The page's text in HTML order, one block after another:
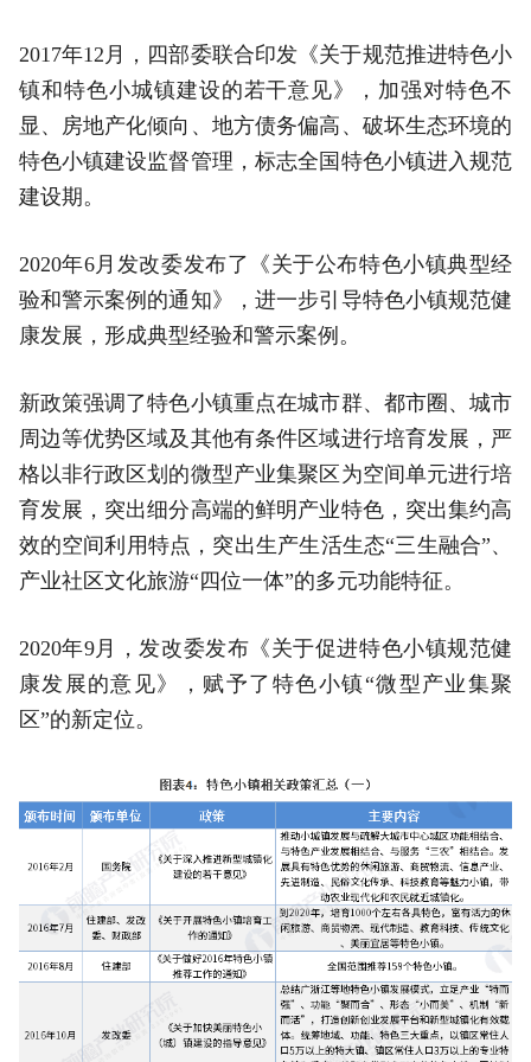
2017年12月，四部委联合印发《关于规范推进特色小
镇和特色小城镇建设的若干意见》，加强对特色不
显、房地产化倾向、地方债务偏高、破坏生态环境的
特色小镇建设监督管理，标志全国特色小镇进入规范
建设期。
2020年6月发改委发布了《关于公布特色小镇典型经
验和警示案例的通知》，进一步引导特色小镇规范健
康发展，形成典型经验和警示案例。
新政策强调了特色小镇重点在城市群、都市圈、城市
周边等优势区域及其他有条件区域进行培育发展，严
格以非行政区划的微型产业集聚区为空间单元进行培
育发展，突出细分高端的鲜明产业特色，突出集约高
效的空间利用特点，突出生产生活生态“三生融合”、
产业社区文化旅游“四位一体”的多元功能特征。
2020年9月，发改委发布《关于促进特色小镇规范健
康发展的意见》，赋予了特色小镇“微型产业集聚
区”的新定位。